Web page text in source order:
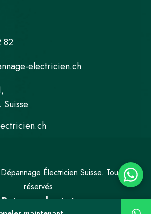
82
electricien.ch
Électricien Suisse. Tous droits
réservés.
Retour en haut